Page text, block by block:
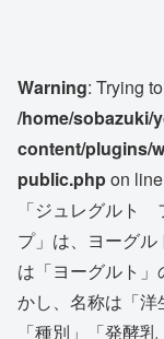
Warning: Trying
/home/sobazuki/
content/plugins/
public.phpon line
「ジュレグルト
プ」は、ヨーグ
は「ヨーグルト
かし、名称は「
「種別」「発酵